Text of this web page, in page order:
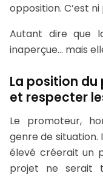
opposition. C’est
Autant dire que
inaperçue… mais
La position
et respecter
Le promoteur,
genre de situation.
élevé créerait un
projet ne serait